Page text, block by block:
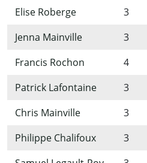
Elise Roberge
3
Jenna Mainville
3
Francis Rochon
4
Patrick Lafontaine
3
Chris Mainville
3
Philippe Chalifoux
3